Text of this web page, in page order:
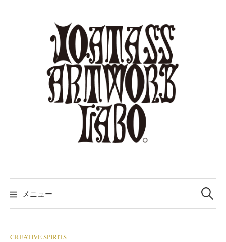
メニュー
検
索:
CREATIVE SPIRITS